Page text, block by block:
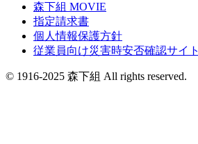
森下組 MOVIE
指定請求書
個人情報保護方針
従業員向け災害時安否確認サイト
© 1916-2025 森下組 All rights reserved.